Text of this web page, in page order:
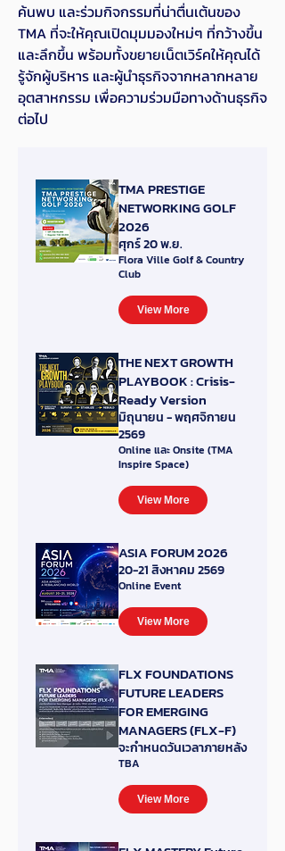
ค้นพบ และร่วมกิจกรรมที่น่าตื่นเต้นของ
TMA ที่จะให้คุณเปิดมุมมองใหม่ๆ ที่กว้างขึ้น
และลึกขึ้น พร้อมทั้งขยายเน็ตเวิร์คให้คุณได้
รู้จักผู้บริหาร และผู้นำธุรกิจจากหลากหลาย
อุตสาหกรรม เพื่อความร่วมมือทางด้านธุรกิจ
ต่อไป
TMA PRESTIGE
NETWORKING GOLF
2026
ศุกร์ 20 พ.ย.
Flora Ville Golf & Country
Club
View More
THE NEXT GROWTH
PLAYBOOK : Crisis-
Ready Version
มิถุนายน - พฤศจิกายน
2569
Online และ Onsite (TMA
Inspire Space)
View More
ASIA FORUM 2026
20-21 สิงหาคม 2569
Online Event
View More
FLX FOUNDATIONS
FUTURE LEADERS
FOR EMERGING
MANAGERS (FLX-F)
จะกำหนดวันเวลาภายหลัง
TBA
View More